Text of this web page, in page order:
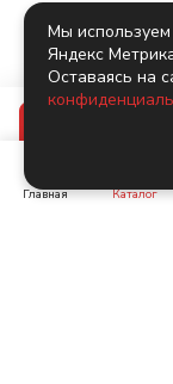
Главная Каталог
Мы
Яндекс
Оставаясь на